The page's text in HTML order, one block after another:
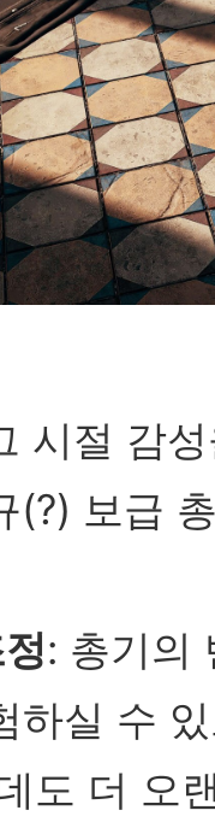
시절 감
(?) 보급
: 총기의
하실 수
도 더 오